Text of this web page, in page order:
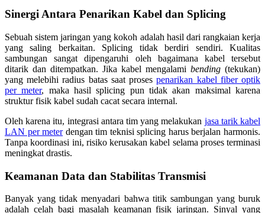
Sinergi Antara Penarikan Kabel dan Splicing
Sebuah sistem jaringan yang kokoh adalah hasil dari rangkaian kerja
yang saling berkaitan. Splicing tidak berdiri sendiri. Kualitas
sambungan sangat dipengaruhi oleh bagaimana kabel tersebut
ditarik dan ditempatkan. Jika kabel mengalami bending (tekukan)
yang melebihi radius batas saat prosespenarikan kabel fiber optik
per meter, maka hasil splicing pun tidak akan maksimal karena
struktur fisik kabel sudah cacat secara internal.
Oleh karena itu, integrasi antara tim yang melakukan jasa tarik kabel
LAN per meterdengan tim teknisi splicing harus berjalan harmonis.
Tanpa koordinasi ini, risiko kerusakan kabel selama proses terminasi
meningkat drastis.
Keamanan Data dan Stabilitas Transmisi
Banyak yang tidak menyadari bahwa titik sambungan yang buruk
adalah celah bagi masalah keamanan fisik jaringan. Sinyal yang